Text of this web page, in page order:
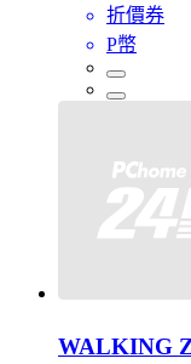
折價券
P幣
WALKING